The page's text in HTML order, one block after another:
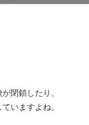
閉鎖したり、
いますよね。